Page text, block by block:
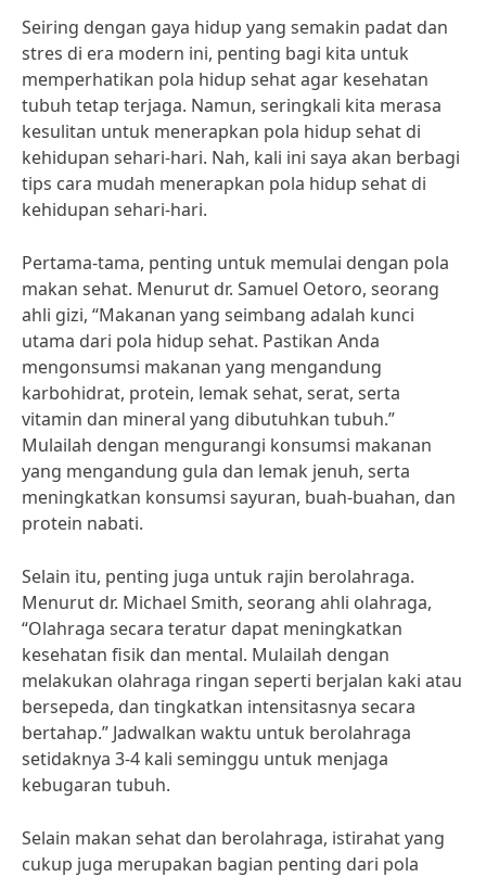
Seiring dengan gaya hidup yang semakin padat dan
stres di era modern ini, penting bagi kita untuk
memperhatikan pola hidup sehat agar kesehatan
tubuh tetap terjaga. Namun, seringkali kita merasa
kesulitan untuk menerapkan pola hidup sehat di
kehidupan sehari-hari. Nah, kali ini saya akan berbagi
tips cara mudah menerapkan pola hidup sehat di
kehidupan sehari-hari.
Pertama-tama, penting untuk memulai dengan pola
makan sehat. Menurut dr. Samuel Oetoro, seorang
ahli gizi, “Makanan yang seimbang adalah kunci
utama dari pola hidup sehat. Pastikan Anda
mengonsumsi makanan yang mengandung
karbohidrat, protein, lemak sehat, serat, serta
vitamin dan mineral yang dibutuhkan tubuh.”
Mulailah dengan mengurangi konsumsi makanan
yang mengandung gula dan lemak jenuh, serta
meningkatkan konsumsi sayuran, buah-buahan, dan
protein nabati.
Selain itu, penting juga untuk rajin berolahraga.
Menurut dr. Michael Smith, seorang ahli olahraga,
“Olahraga secara teratur dapat meningkatkan
kesehatan fisik dan mental. Mulailah dengan
melakukan olahraga ringan seperti berjalan kaki atau
bersepeda, dan tingkatkan intensitasnya secara
bertahap.” Jadwalkan waktu untuk berolahraga
setidaknya 3-4 kali seminggu untuk menjaga
kebugaran tubuh.
Selain makan sehat dan berolahraga, istirahat yang
cukup juga merupakan bagian penting dari pola